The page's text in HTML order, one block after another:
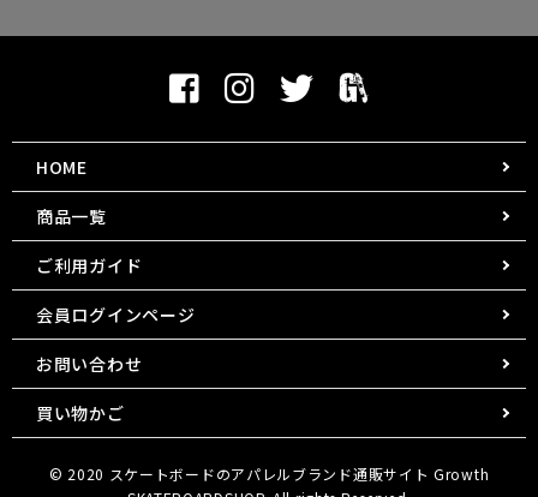
HOME
商品一覧
ご利用ガイド
会員ログインページ
お問い合わせ
買い物かご
© 2020 スケートボードのアパレルブランド通販サイト Growth